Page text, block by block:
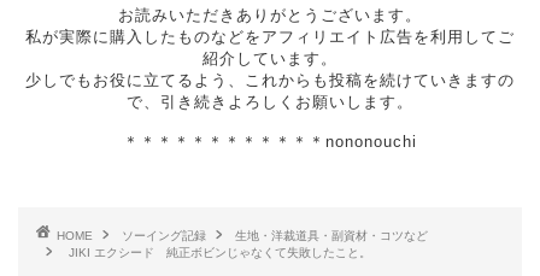
お読みいただきありがとうございます。
私が実際に購入したものなどをアフィリエイト広告を利用してご
紹介しています。
少しでもお役に立てるよう、これからも投稿を続けていきますの
で、引き続きよろしくお願いします。
＊＊＊＊＊＊＊＊＊＊＊＊nononouchi
HOME ソーイング記録
生地・洋裁道具・副資材・コツなど
JIKI エクシード 純正ボビンじゃなくて失敗したこと。